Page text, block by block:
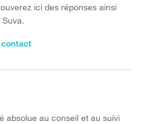
ici des réponses ainsi
contact
absolue au conseil et au suivi